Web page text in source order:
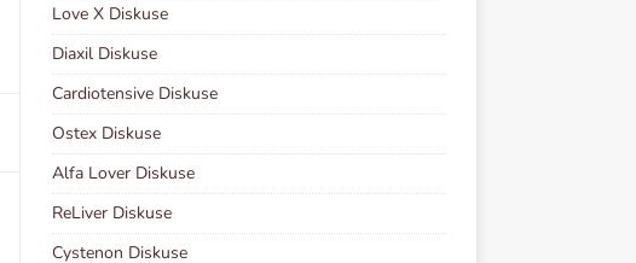
Love X Diskuse
Diaxil Diskuse
Cardiotensive Diskuse
Ostex Diskuse
Alfa Lover Diskuse
ReLiver Diskuse
Cystenon Diskuse